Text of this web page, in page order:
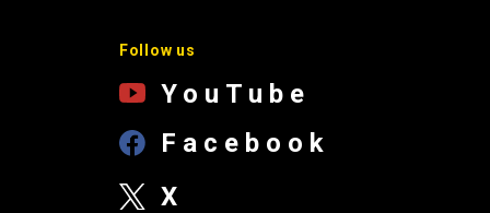
Follow us
YouTube
Facebook
X